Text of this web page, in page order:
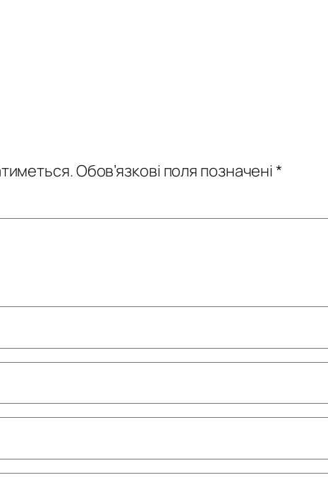
Обов’язкові поля позначені*